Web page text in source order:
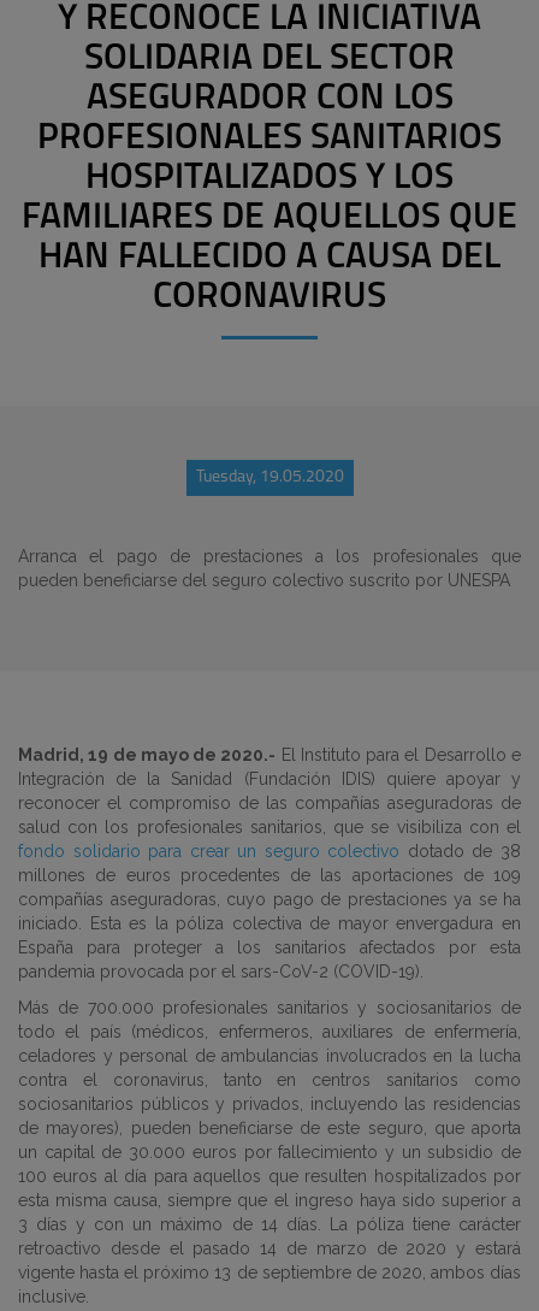
Y RECONOCE LA INICIATIVA
SOLIDARIA DEL SECTOR
ASEGURADOR CON LOS
PROFESIONALES SANITARIOS
HOSPITALIZADOS Y LOS
FAMILIARES DE AQUELLOS QUE
HAN FALLECIDO A CAUSA DEL
CORONAVIRUS
Tuesday, 19.05.2020
Arranca el pago de prestaciones a los profesionales que
pueden beneficiarse del seguro colectivo suscrito por UNESPA
Madrid, 19 de mayo de 2020.- El
Instituto para el Desarrollo e
Integración de la Sanidad (Fundación IDIS) quiere apoyar y
reconocer el compromiso de las compañías aseguradoras de
salud con los profesionales sanitarios, que se visibiliza con el
fondo solidario para crear un seguro colectivo dotado de 38
millones de euros procedentes de las aportaciones de 109
compañías aseguradoras, cuyo pago de prestaciones ya se ha
iniciado. Esta es la póliza colectiva de mayor envergadura en
España para proteger a los sanitarios afectados por esta
pandemia provocada por el sars-CoV-2 (COVID-19).
Más de 700.000 profesionales sanitarios y sociosanitarios de
todo el país (médicos, enfermeros, auxiliares de enfermería,
celadores y personal de ambulancias involucrados en la lucha
contra el coronavirus, tanto en centros sanitarios como
sociosanitarios públicos y privados, incluyendo las residencias
de mayores), pueden beneficiarse de este seguro, que aporta
un capital de 30.000 euros por fallecimiento y un subsidio de
100 euros al día para aquellos que resulten hospitalizados por
esta misma causa, siempre que el ingreso haya sido superior a
3 días y con un máximo de 14 días. La póliza tiene carácter
retroactivo desde el pasado 14 de marzo de 2020 y estará
vigente hasta el próximo 13 de septiembre de 2020, ambos días
inclusive.